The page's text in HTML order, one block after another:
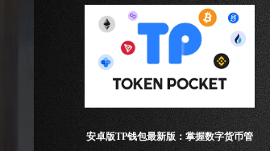
安卓版TP钱包最新版：掌握数字货币管